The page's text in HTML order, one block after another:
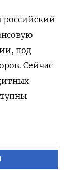
российский
под
Сейчас